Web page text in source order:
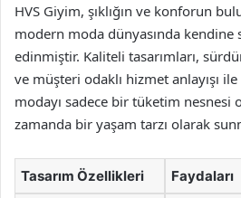
HVS Giyim, şıklığın ve konforun
modern moda dünyasında kendine
edinmiştir. Kaliteli tasarımları,
ve müşteri odaklı hizmet anlayışı
modayı sadece bir tüketim nesnesi
zamanda bir yaşam tarzı olarak
Tasarım Özellikleri Faydaları